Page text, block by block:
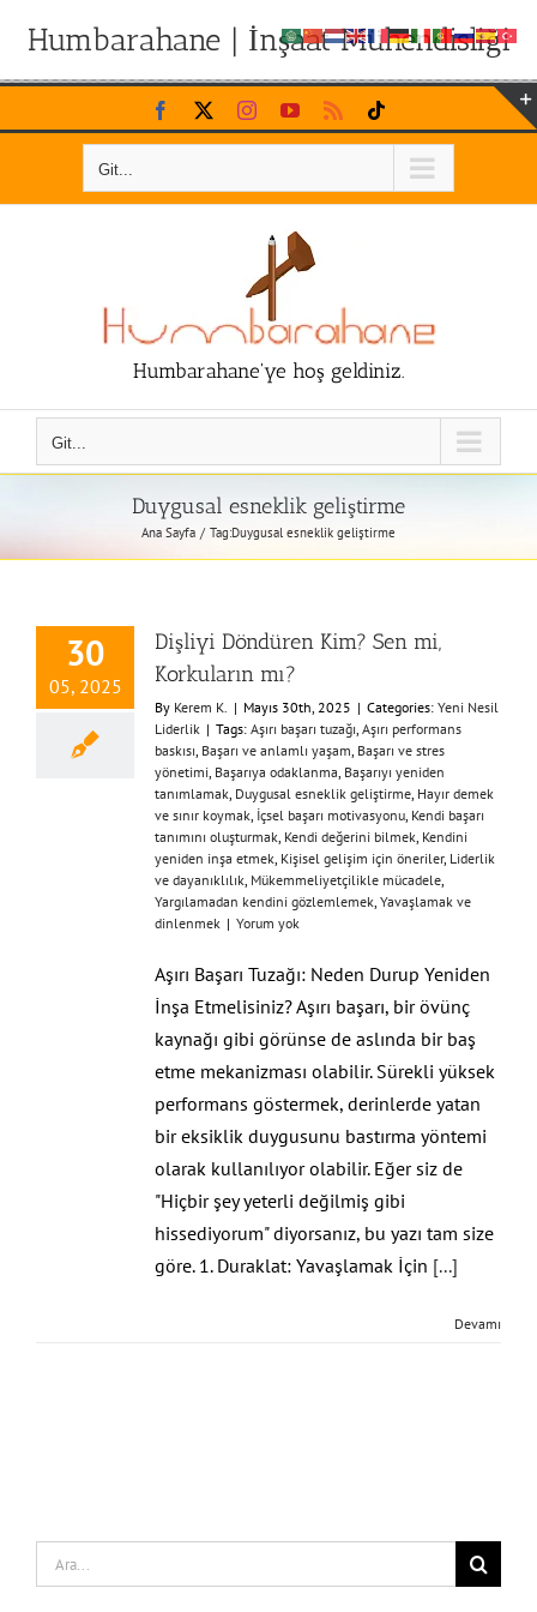
Humbarahane | İnşaat Mühendisliği
Skip
to
Facebook InstagramYouTubeRss
Git...
Humbarahane'ye hoş geldiniz.
Git...
Duygusal esneklik geliştirme
Ana Sayfa Tag:Duygusal esneklik geliştirme
30
05, 2025
Dişliyi Döndüren Kim? Sen mi,
Korkuların mı?
By Kerem K. | Mayıs 30th, 2025 | Categories: Yeni Nesil
Liderlik | Tags: Aşırı başarı tuzağı, Aşırı performans
baskısı, Başarı ve anlamlı yaşam, Başarı ve stres
yönetimi, Başarıya odaklanma, Başarıyı yeniden
tanımlamak, Duygusal esneklik geliştirme, Hayır demek
ve sınır koymak, İçsel başarı motivasyonu, Kendi başarı
tanımını oluşturmak, Kendi değerini bilmek, Kendini
yeniden inşa etmek, Kişisel gelişim için öneriler, Liderlik
ve dayanıklılık, Mükemmeliyetçilikle mücadele,
Yargılamadan kendini gözlemlemek, Yavaşlamak ve
dinlenmek | Yorum yok
Aşırı Başarı Tuzağı: Neden Durup Yeniden
İnşa Etmelisiniz? Aşırı başarı, bir övünç
kaynağı gibi görünse de aslında bir baş
etme mekanizması olabilir. Sürekli yüksek
performans göstermek, derinlerde yatan
bir eksiklik duygusunu bastırma yöntemi
olarak kullanılıyor olabilir. Eğer siz de
"Hiçbir şey yeterli değilmiş gibi
hissediyorum" diyorsanız, bu yazı tam size
göre. 1. Duraklat: Yavaşlamak İçin [...]
Devamı
Search
for: